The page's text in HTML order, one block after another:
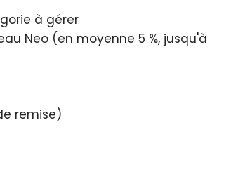
à gérer
Neo (en moyenne 5 %, jusqu'à
remise)